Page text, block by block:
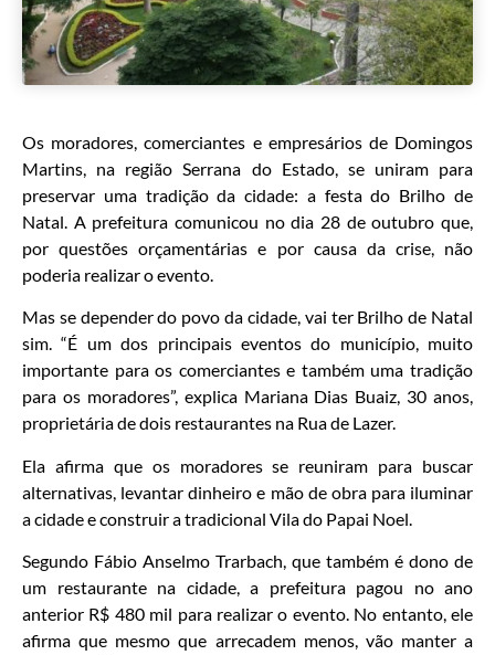
Os moradores, comerciantes e empresários de Domingos
Martins, na região Serrana do Estado, se uniram para
preservar uma tradição da cidade: a festa do Brilho de
Natal. A prefeitura comunicou no dia 28 de outubro que,
por questões orçamentárias e por causa da crise, não
poderia realizar o evento.
Mas se depender do povo da cidade, vai ter Brilho de Natal
sim. “É um dos principais eventos do município, muito
importante para os comerciantes e também uma tradição
para os moradores”, explica Mariana Dias Buaiz, 30 anos,
proprietária de dois restaurantes na Rua de Lazer.
Ela afirma que os moradores se reuniram para buscar
alternativas, levantar dinheiro e mão de obra para iluminar
a cidade e construir a tradicional Vila do Papai Noel.
Segundo Fábio Anselmo Trarbach, que também é dono de
um restaurante na cidade, a prefeitura pagou no ano
anterior R$ 480 mil para realizar o evento. No entanto, ele
afirma que mesmo que arrecadem menos, vão manter a